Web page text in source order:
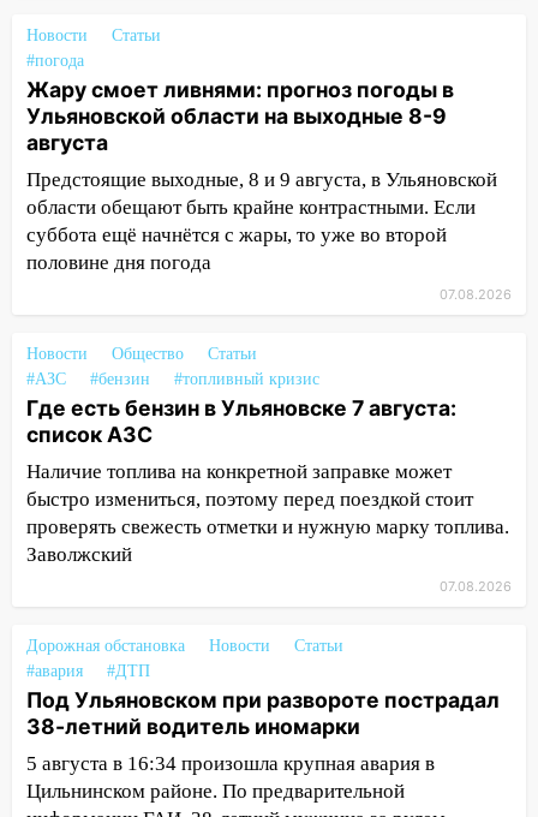
столкнулись «Лада» и Chevrolet:
пострадал 14-летний подросток
12:00
Где есть бензин в Ульяновске 7
августа: список АЗС
11:50 Заснул рядом с ребёнком и
случайно задушил его: суд вынес
приговор
11:38 В Ленинском районе пожар
полностью уничтожил дачный дом и
11:38 В Госдуме предложили отменить
ЕГЭ с 2027 года
11:25
В Ульяновске ИИ будет выявлять
нарушителей на контейнерных
площадках
11:20 Ульяновская шахматистка
Валерия Клейменова выиграла два
11:16
В Ульяновске открыли памятную
доску декабристу Кондратию Рылееву
10:40 В Ульяновске спасатели ночью
нашли потерявшегося в заброшенных
садах 79-летнего мужчину
10:26 На нескольких улицах Ульяновска
Новости
Статьи
#погода
Жару смоет ливнями: прогноз погоды в
Ульяновской области на выходные 8-9
августа
Предстоящие выходные, 8 и 9 августа, в Ульяновской
области обещают быть крайне контрастными. Если
суббота ещё начнётся с жары, то уже во второй
половине дня погода
07.08.2026
Новости Общество
Статьи
#АЗС
#бензин #топливный кризис
Где есть бензин в Ульяновске 7 августа:
список АЗС
Наличие топлива на конкретной заправке может
быстро измениться, поэтому перед поездкой стоит
проверять свежесть отметки и нужную марку топлива.
Заволжский
07.08.2026
Дорожная обстановка Новости
Статьи
#авария
#ДТП
Под Ульяновском при развороте пострадал
38-летний водитель иномарки
5 августа в 16:34 произошла крупная авария в
Цильнинском районе. По предварительной